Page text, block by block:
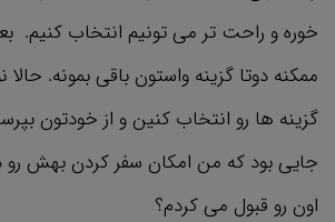
خوره و راحت تر می تونیم انتخاب کنیم.
ممکنه دوتا گزینه واستون باقی بمونه. حالا
گزینه ها رو انتخاب کنین و از خودتون
جایی بود که من امکان سفر کردن بهش رو
اون رو قبول می کردم؟